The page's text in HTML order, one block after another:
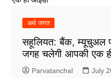
अर्थ जगत
सहूलियत: बैंक, म्यूचुअल
जगह चलेगी आपकी एक
Parvatanchal July